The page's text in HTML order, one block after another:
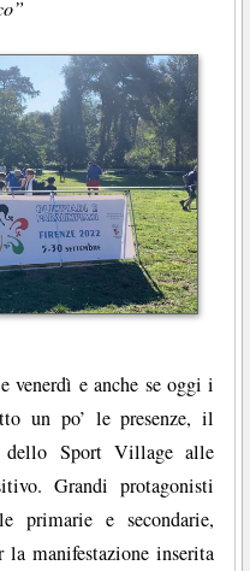
venerdì e anche se oggi i
un po’ le presenze, il
dello Sport Village alle
Grandi protagonisti
primarie e secondarie,
manifestazione inserita